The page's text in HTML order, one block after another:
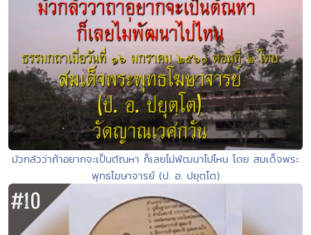
มัวกลัวว่าถ้าอยากจะเป็นตัณหา ก็เลยไม่พัฒนาไปไหน โดย สมเด็จพระ
พุทธโฆษาจารย์ (ป. อ. ปยุตฺโต)